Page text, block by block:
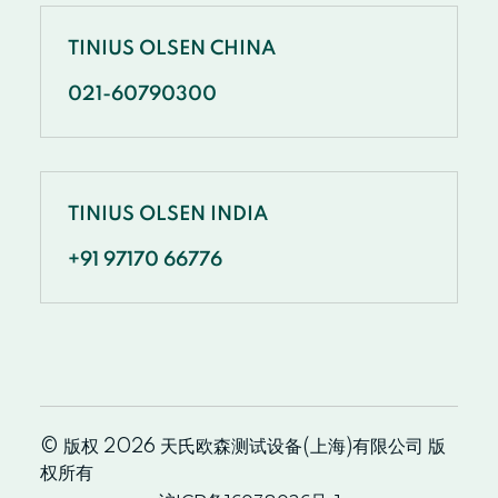
TINIUS OLSEN CHINA
021-60790300
TINIUS OLSEN INDIA
+91 97170 66776
© 版权 2026 天氏欧森测试设备(上海)有限公司 版
权所有